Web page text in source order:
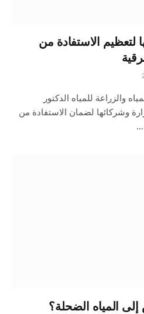
لتعظيم الاستفادة من
والزراعة للمياه الدكتور
وشركائها لضمان الاستفادة من
المياه الضحلة؟